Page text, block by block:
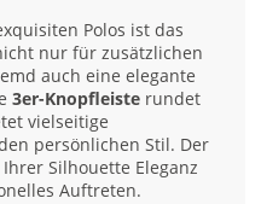
Polos ist das
nur für zusätzlichen
auch eine elegante
3er-Knopfleiste rundet
vielseitige
persönlichen Stil. Der
Silhouette Eleganz
Auftreten.